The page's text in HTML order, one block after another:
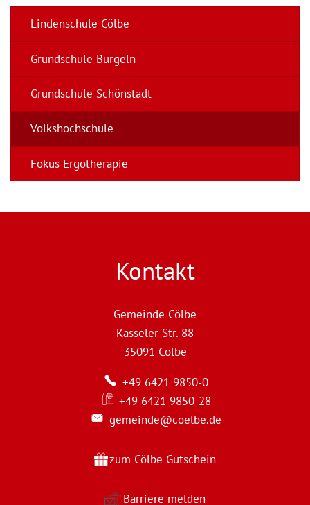
Lindenschule Cölbe
Grundschule Bürgeln
Grundschule Schönstadt
Volkshochschule
Fokus Ergotherapie
Kontakt
Gemeinde Cölbe
Kasseler Str. 88
35091 Cölbe
+49 6421 9850-0
+49 6421 9850-28
gemeinde@coelbe.de
zum Cölbe Gutschein
Barriere melden